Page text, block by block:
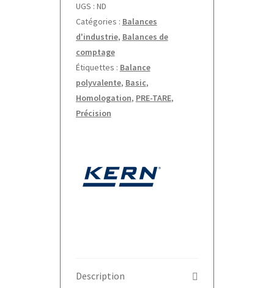
Kern
UGS : ND
Catégories : Balances
d'industrie, Balances de
comptage
Étiquettes : Balance
polyvalente, Basic,
Homologation, PRE-TARE,
Précision
Description